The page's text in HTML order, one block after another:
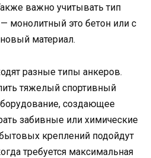
важно учитывать тип
монолитный это бетон или с
материал.
разные типы анкеров.
тяжелый спортивный
создающее
забивные или химические
креплений подойдут
требуется максимальная